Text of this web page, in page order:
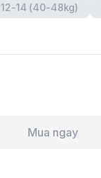
12-14 (40-48kg)
Mua ngay